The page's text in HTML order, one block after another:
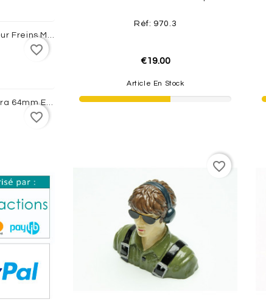
favorite_border
favorite_border
Réf: 970.3
€19.00
Article En Stock
favorite_border